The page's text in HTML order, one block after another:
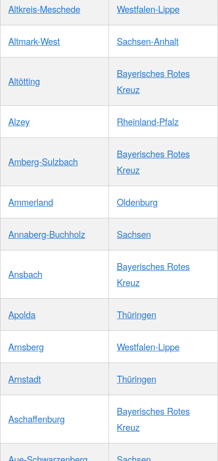
Altkreis-Meschede Westfalen-Lippe
Altmark-West Sachsen-Anhalt
Altötting
Bayerisches Rotes
Kreuz
Alzey Rheinland-Pfalz
Amberg-Sulzbach
Bayerisches Rotes
Kreuz
Ammerland Oldenburg
Annaberg-Buchholz Sachsen
Ansbach
Bayerisches Rotes
Kreuz
Apolda Thüringen
Arnsberg Westfalen-Lippe
Arnstadt Thüringen
Aschaffenburg
Bayerisches Rotes
Kreuz